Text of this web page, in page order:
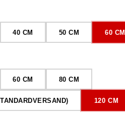
40 CM 50 CM 60 CM
60 CM 80 CM
120 CM